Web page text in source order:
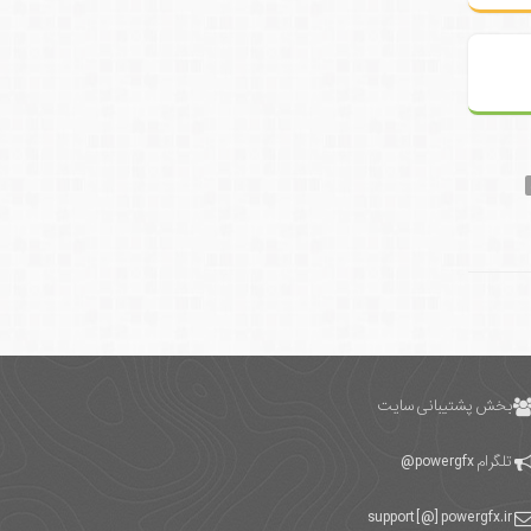
بخش پشتیبانی سایت
تلگرامpowergfx@